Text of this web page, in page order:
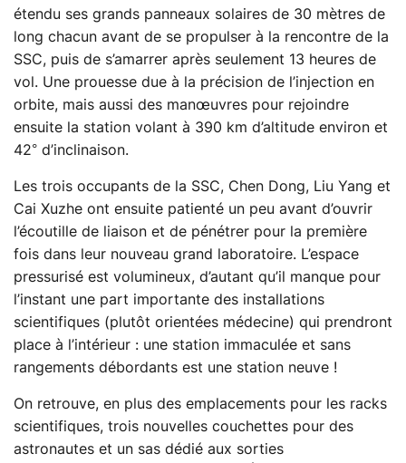
étendu ses grands panneaux solaires de 30 mètres de
long chacun avant de se propulser à la rencontre de la
SSC, puis de s’amarrer après seulement 13 heures de
vol. Une prouesse due à la précision de l’injection en
orbite, mais aussi des manœuvres pour rejoindre
ensuite la station volant à 390 km d’altitude environ et
42° d’inclinaison.
Les trois occupants de la SSC, Chen Dong, Liu Yang et
Cai Xuzhe ont ensuite patienté un peu avant d’ouvrir
l’écoutille de liaison et de pénétrer pour la première
fois dans leur nouveau grand laboratoire. L’espace
pressurisé est volumineux, d’autant qu’il manque pour
l’instant une part importante des installations
scientifiques (plutôt orientées médecine) qui prendront
place à l’intérieur : une station immaculée et sans
rangements débordants est une station neuve !
On retrouve, en plus des emplacements pour les racks
scientifiques, trois nouvelles couchettes pour des
astronautes et un sas dédié aux sorties